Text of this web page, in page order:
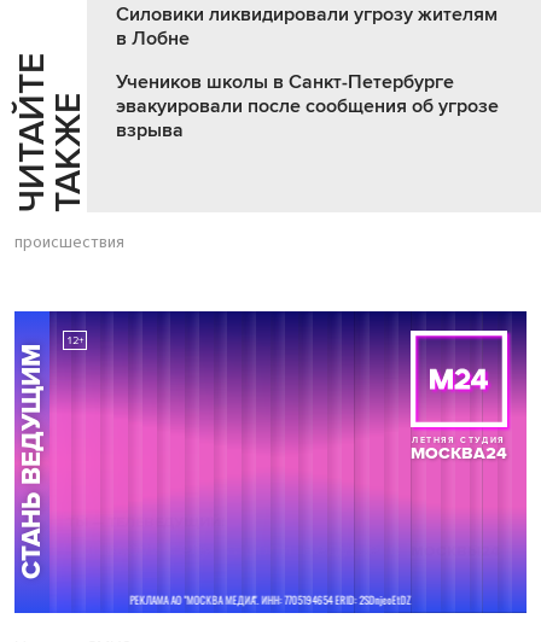
Ч
И
Т
АЙ
Т
Е
Т
А
К
ЖЕ
Силовики ликвидировали угрозу жителям
в Лобне
Учеников школы в Санкт-Петербурге
эвакуировали после сообщения об угрозе
взрыва
происшествия